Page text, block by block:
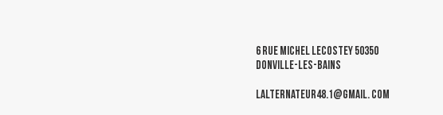
lalternateur48.1@gmail. com
6 rue Michel Lecostey 50350
Donville-les-Bains